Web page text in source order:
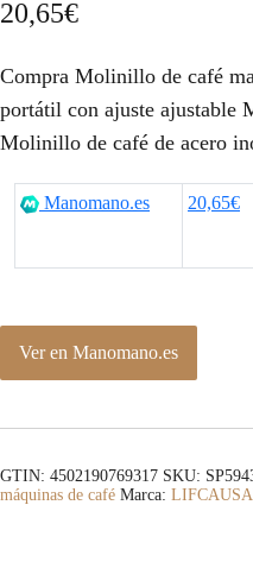
20,65€
Compra Molinillo de café
portátil con ajuste ajustable
Molinillo de café de acero
Manomano.es 20,65€
Ver en Manomano.es
GTIN: 4502190769317 SKU:
máquinas de café Marca: